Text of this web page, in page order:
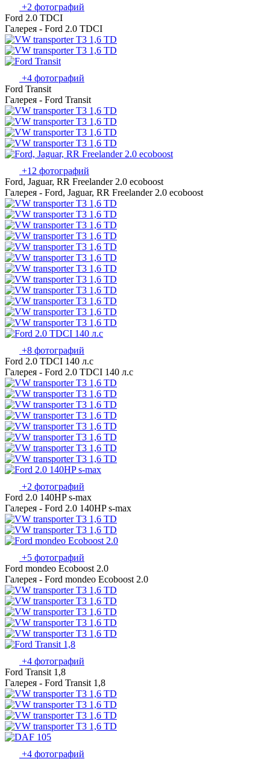
+2 фотографий
Ford 2.0 TDCI
Галерея - Ford 2.0 TDCI
+4 фотографий
Ford Transit
Галерея - Ford Transit
+12 фотографий
Ford, Jaguar, RR Freelander 2.0 ecoboost
Галерея - Ford, Jaguar, RR Freelander 2.0 ecoboost
+8 фотографий
Ford 2.0 TDCI 140 л.с
Галерея - Ford 2.0 TDCI 140 л.с
+2 фотографий
Ford 2.0 140HP s-max
Галерея - Ford 2.0 140HP s-max
+5 фотографий
Ford mondeo Ecoboost 2.0
Галерея - Ford mondeo Ecoboost 2.0
+4 фотографий
Ford Transit 1,8
Галерея - Ford Transit 1,8
+4 фотографий